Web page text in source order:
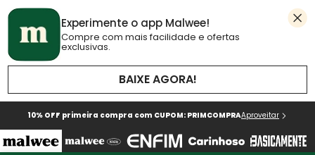
Experimente o app Malwee!
Compre com mais facilidade e ofertas
exclusivas.
BAIXE AGORA!
10% OFF primeira compra com CUPOM: PRIMCOMPRAAproveitar